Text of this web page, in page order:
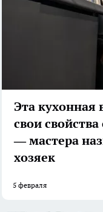
Эта кухонная
свои
— мастера
хозяек
5 февраля